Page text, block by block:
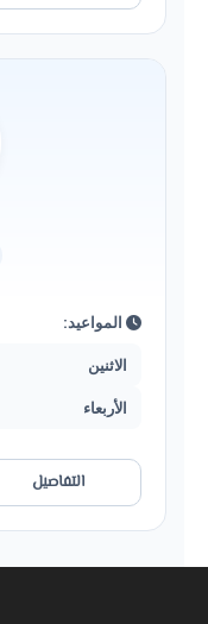
المواعيد:
الاثنين
الأربعاء
التفاصيل